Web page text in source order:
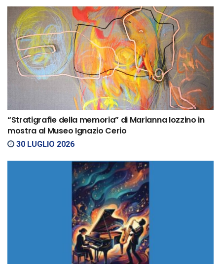
“Stratigrafie della memoria” di Marianna Iozzino in
mostra al Museo Ignazio Cerio
30 LUGLIO 2026